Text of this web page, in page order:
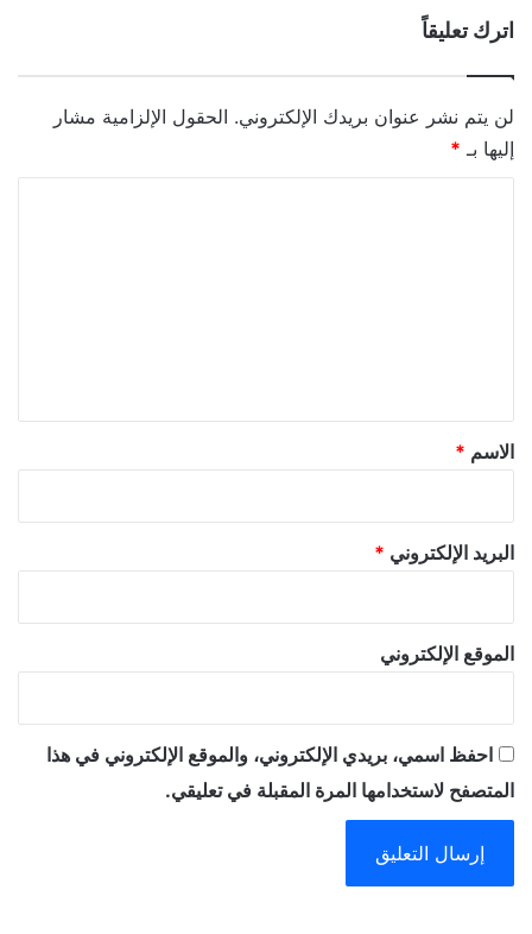
اترك تعليقاً
لن يتم نشر عنوان بريدك الإلكتروني. الحقول الإلزامية مشار
إليها بـ *
*
الاسم *
البريد الإلكتروني *
الموقع الإلكتروني
احفظ اسمي، بريدي الإلكتروني، والموقع الإلكتروني في هذا
المتصفح لاستخدامها المرة المقبلة في تعليقي.